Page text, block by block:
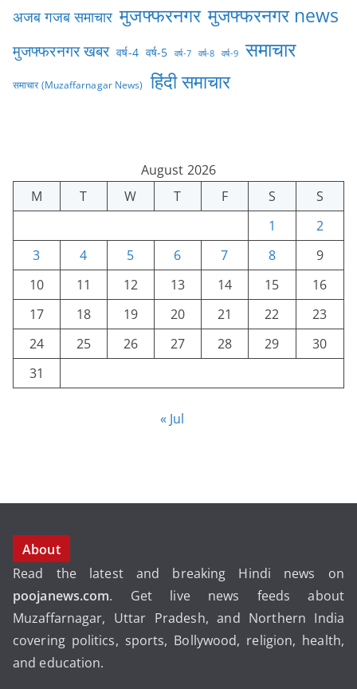
अजब गजब समाचार मुजफ्फरनगर मुजफ्फरनगर news
मुजफ्फरनगर खबर वर्ष-4 वर्ष-5 वर्ष-7 वर्ष-8 वर्ष-9 समाचार
समाचार (Muzaffarnagar News) हिंदी समाचार
August 2026
M
T W T F S
S
1
2
3
4 5 6 7 8
9
10
11 12 13 14 15
16
17
18 19 20 21 22
23
24
25 26 27 28 29
30
31
« Jul
About
Read the latest and breaking Hindi news on
poojanews.com. Get live news feeds about
Muzaffarnagar, Uttar Pradesh, and Northern India
covering politics, sports, Bollywood, religion, health,
and education.